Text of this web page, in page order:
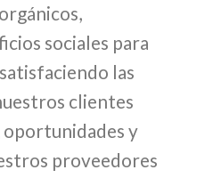
sociales para
las
clientes
oportunidades y
proveedores